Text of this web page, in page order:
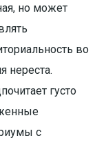
но может
во
нереста.
густо
с